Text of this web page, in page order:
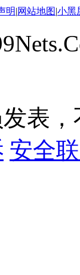
明|网站地图|小黑
表
安全